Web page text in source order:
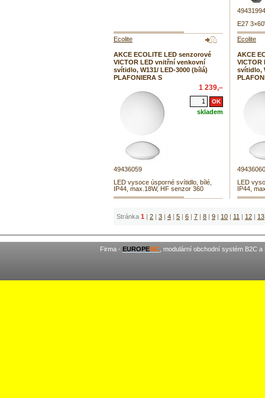
49431994
E27
Ecolite
AKCE ECOLITE LED senzorové
VICTOR LED vnitřní venkovní
svítidlo, W131/ LED-3000 (bílá)
PLAFONIERA S
1 239,–
skladem
49436059
LED vysoce úsporné svítidlo, bílé,
IP44, max.18W, HF senzor 360
Ecolite
AKCE
VICTOR
svítidlo,
49436060
LED
IP44,
Stránka 1 | 2 | 3 | 4 | 5 | 6 | 7 | 8 | 9 | 10 | 11 | 12 | 13
Firma - EUROPEMC , modulární obchodní systém B2C